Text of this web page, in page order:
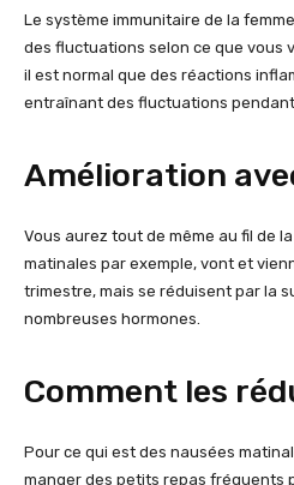
Le système immunitaire de la
des fluctuations selon ce que vous
il est normal que des réactions
entraînant des fluctuations
Amélioration
Vous aurez tout de même au fil de
matinales par exemple, vont et
trimestre, mais se réduisent par la
nombreuses hormones.
Comment les
Pour ce qui est des nausées
manger des petits repas fréquents